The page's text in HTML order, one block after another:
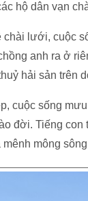
hộ dân vạn
chài lưới, cuộc
anh ra ở
hải sản trên
cuộc sống
đời. Tiếng con
mông